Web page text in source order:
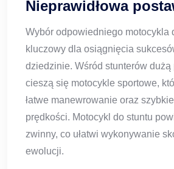
Nieprawidłowa
Wybór odpowiedniego motocykla
kluczowy dla osiągnięcia
dziedzinie. Wśród stunterów
cieszą się motocykle sportowe,
łatwe manewrowanie oraz
prędkości. Motocykl do stuntu
zwinny, co ułatwi wykonywanie
ewolucji.